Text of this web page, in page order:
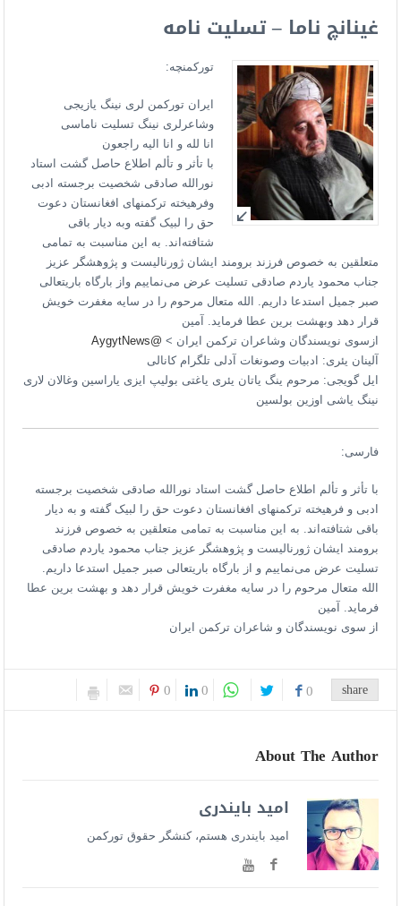
غینانچ ناما – تسلیت نامه
تورکمنچه:
ایران تورکمن لری نینگ یازیجی
وشاعرلری نینگ تسلیت ناماسی
انا لله و انا الیه راجعون
با تأثر و تألم اطلاع حاصل گشت استاد
نورالله صادقی شخصیت برجسته ادبی
وفرهیخته ترکمنهای افغانستان دعوت
حق را لبیک گفته وبه دیار باقی
شتافته‌اند. به این مناسبت به تمامی
متعلقین به خصوص فرزند برومند ایشان ژورنالیست و پژوهشگر عزیز
جناب محمود یاردم صادقی تسلیت عرض می‌نماییم واز بارگاه باریتعالی
صبر جمیل استدعا داریم. الله متعال مرحوم را در سایه مغفرت خویش
قرار دهد وبهشت برین عطا فرماید. آمین
ازسوی نویسندگان وشاعران ترکمن ایران > @AygytNews
آلینان یئری: ادبیات وصونغات آدلی تلگرام کانالی
ایل گویجی: مرحوم ینگ یاتان یئری یاغتی بولیپ ایزی یاراسین وغالان لاری
نینگ یاشی اوزین بولسین
فارسی:
با تأثر و تألم اطلاع حاصل گشت استاد نورالله صادقی شخصیت برجسته
ادبی و فرهیخته ترکمنهای افغانستان دعوت حق را لبیک گفته و به دیار
باقی شتافته‌اند. به این مناسبت به تمامی متعلقین به خصوص فرزند
برومند ایشان ژورنالیست و پژوهشگر عزیز جناب محمود یاردم صادقی
تسلیت عرض می‌نماییم و از بارگاه باریتعالی صبر جمیل استدعا داریم.
الله متعال مرحوم را در سایه مغفرت خویش قرار دهد و بهشت برین عطا
فرماید. آمین
از سوی نویسندگان و شاعران ترکمن ایران
share
0
0
0
About The Author
امید بایندری
امید بایندری هستم، کنشگر حقوق تورکمن